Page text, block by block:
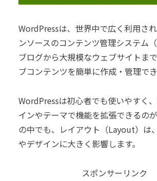
WordPressは、世界中で広く利用さ
ンソースのコンテンツ管理システム（
ブログから大規模なウェブサイトま
ブコンテンツを簡単に作成・管理でき
WordPressは初心者でも使いやすく
インやテーマで機能を拡張できるの
の中でも、レイアウト（Layout）は
やデザインに大きく影響します。
スポンサーリンク